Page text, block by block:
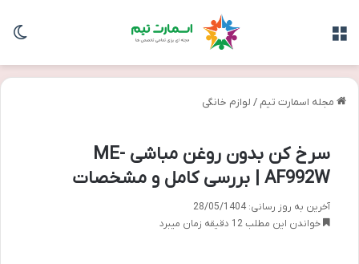
مجله اسمارت تیم / لوازم خانگی
سرخ کن بدون روغن مباشی ME-
AF992W | بررسی کامل و مشخصات
آخرین به روز رسانی: 28/05/1404
خواندن این مطلب 12 دقیقه زمان میبرد